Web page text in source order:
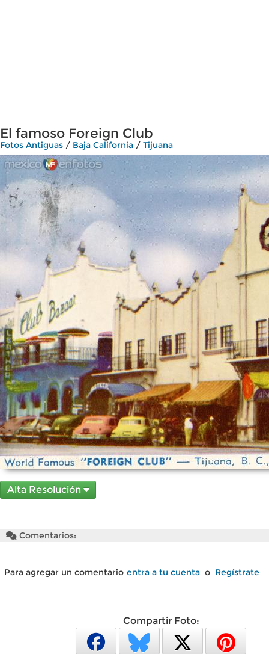
El famoso Foreign Club
Fotos Antiguas / Baja California / Tijuana
Alta Resolución
Comentarios:
Para agregar un comentario entra a tu cuenta o Regístrate
Compartir Foto: